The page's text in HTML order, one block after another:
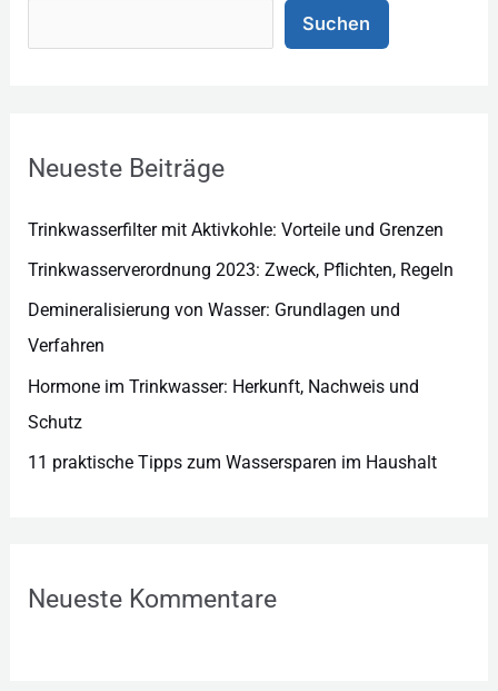
Suchen
Neueste Beiträge
Trinkwasserfilter mit Aktivkohle: Vorteile und Grenzen
Trinkwasserverordnung 2023: Zweck, Pflichten, Regeln
Demineralisierung von Wasser: Grundlagen und
Verfahren
Hormone im Trinkwasser: Herkunft, Nachweis und
Schutz
11 praktische Tipps zum Wassersparen im Haushalt
Neueste Kommentare
e
r
e
n